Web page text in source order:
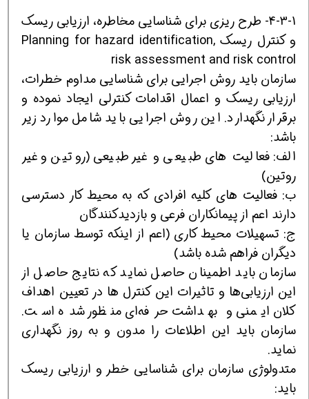
4-3-1- طرح ریزی برای شناسایی مخاطره، ارزیابی ریسک
و کنترل ریسک Planning for hazard identification,
risk assessment and risk control
سازمان باید روش اجرایی برای شناسایی مداوم خطرات،
ارزیابی ریسک و اعمال اقدامات کنترلی ایجاد نموده و
برقرار نگهدارد. این روش اجرایی باید شامل موارد زیر
باشد:
الف: فعالیت های طبیعی و غیر طبیعی (روتین و غیر
روتین)
ب: فعالیت های کلیه افرادی که به محیط کار دسترسی
دارند اعم از پیمانکاران فرعی و بازدیدکنندگان
ج: تسهیلات محیط کاری (اعم از اینکه توسط سازمان یا
دیگران فراهم شده باشد)
سازمان باید اطمینان حاصل نماید که نتایج حاصل از
این ارزیابی‌ها و تاثیرات این کنترل ها در تعیین اهداف
کلان ایمنی و بهداشت حرفه‌ای منظور شده است.
سازمان باید این اطلاعات را مدون و به روز نگهداری
نماید.
متدولوژی سازمان برای شناسایی خطر و ارزیابی ریسک
باید: